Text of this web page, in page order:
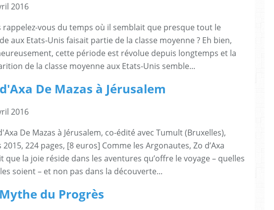
2016
rappelez-vous du temps où il semblait que presque tout le
aux Etats-Unis faisait partie de la classe moyenne ? Eh bien,
cette période est révolue depuis longtemps et la
de la classe moyenne aux Etats-Unis semble...
De Mazas à Jérusalem
2016
De Mazas à Jérusalem, co-édité avec Tumult (Bruxelles),
2015, 224 pages, [8 euros] Comme les Argonautes, Zo d’Axa
que la joie réside dans les aventures qu’offre le voyage – quelles
soient – et non pas dans la découverte...
du Progrès